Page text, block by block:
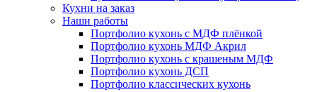
Кухни на заказ
Наши работы
Портфолио кухонь с МДФ плёнкой
Портфолио кухонь МДФ Акрил
Портфолио кухонь с крашеным МДФ
Портфолио кухонь ДСП
Портфолио классических кухонь